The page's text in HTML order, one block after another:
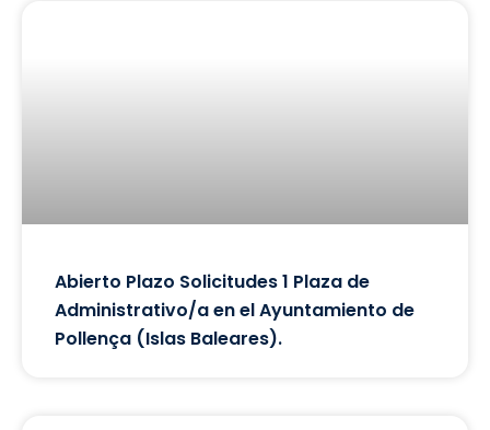
Abierto Plazo Solicitudes 1 Plaza de
Administrativo/a en el Ayuntamiento de
Pollença (Islas Baleares).